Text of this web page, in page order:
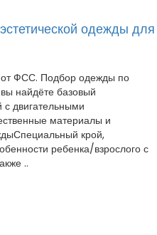
одежды для
от ФСС. Подбор одежды по
найдёте базовый
с двигательными
материалы и
крой,
ребенка/взрослого с
..